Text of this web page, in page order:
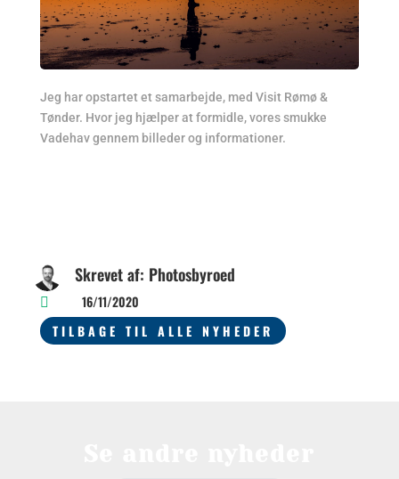
Jeg har opstartet et samarbejde, med Visit Rømø &
Tønder. Hvor jeg hjælper at formidle, vores smukke
Vadehav gennem billeder og informationer.
Skrevet af: Photosbyroed

16/11/2020
TILBAGE TIL ALLE NYHEDER